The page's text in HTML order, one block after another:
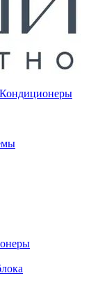
Кондиционеры